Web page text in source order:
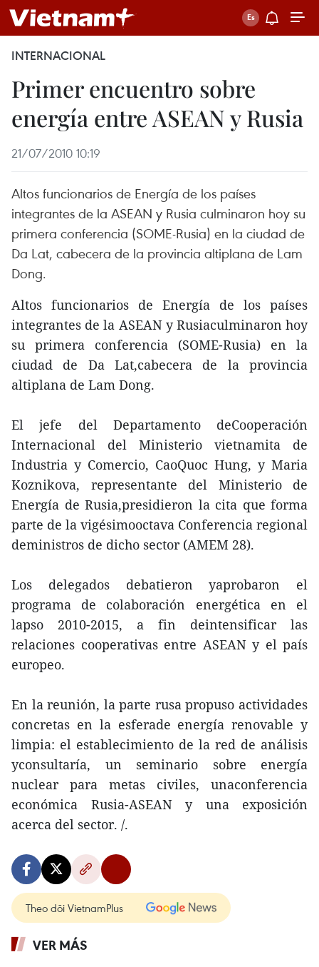
INTERNACIONAL
Primer encuentro sobre
energía entre ASEAN y Rusia
21/07/2010 10:19
Altos funcionarios de Energía de los países
integrantes de la ASEAN y Rusia culminaron hoy su
primera conferencia (SOME-Rusia) en la ciudad de
Da Lat, cabecera de la provincia altiplana de Lam
Dong.
Altos funcionarios de Energía de los países
integrantes de la ASEAN y Rusiaculminaron hoy
su primera conferencia (SOME-Rusia) en la
ciudad de Da Lat,cabecera de la provincia
altiplana de Lam Dong.
El jefe del Departamento deCooperación
Internacional del Ministerio vietnamita de
Industria y Comercio, CaoQuoc Hung, y Maria
Koznikova, representante del Ministerio de
Energía de Rusia,presidieron la cita que forma
parte de la vigésimooctava Conferencia regional
deministros de dicho sector (AMEM 28).
Los delegados debatieron yaprobaron el
programa de colaboración energética en el
lapso 2010-2015, a fin deintensificar las
relaciones cooperativas entre ASEAN y el país
europeo.
En la reunión, la parte rusa propuso actividades
concretas en la esferade energía renovable y
limpia: el establecimiento de la red de análisis
yconsultaría, un seminario sobre energía
nuclear para metas civiles, unaconferencia
económica Rusia-ASEAN y una exposición
acerca del sector. /.
Theo dõi VietnamPlus
VER MÁS